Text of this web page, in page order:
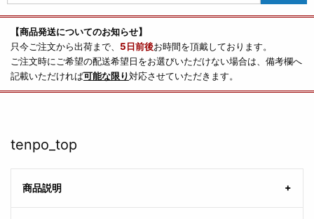
【商品発送についてのお知らせ】
只今ご注文から出荷まで、 5日前後お時間を頂戴しております。
ご注文時にご希望の配送希望日をお選びいただけない場合は、備考欄へ
記載いただければ可能な限り対応させていただきます。
tenpo_top
商品説明